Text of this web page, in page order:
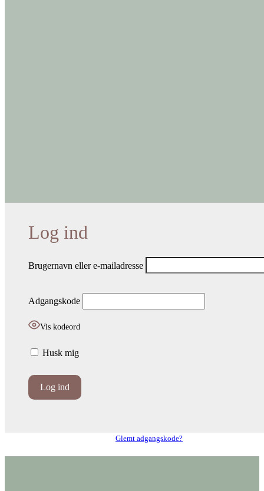
Brugernavn eller e-mailadresse
Adgangskode
Vis kodeord
Husk mig
Glemt adgangskode?